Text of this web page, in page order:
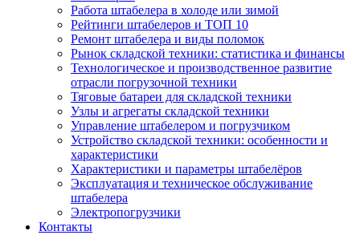
Работа штабелера в холоде или зимой
Рейтинги штабелеров и ТОП 10
Ремонт штабелера и виды поломок
Рынок складской техники: статистика и финансы
Технологическое и производственное развитие
отрасли погрузочной техники
Тяговые батареи для складской техники
Узлы и агрегаты складской техники
Управление штабелером и погрузчиком
Устройство складской техники: особенности и
характеристики
Характеристики и параметры штабелёров
Эксплуатация и техническое обслуживание
штабелера
Электропогрузчики
Контакты